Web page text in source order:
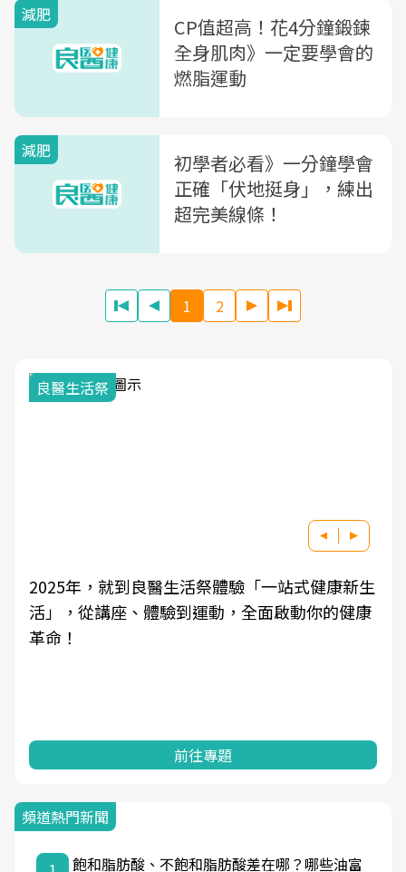
減肥
CP值超高！花4分鐘鍛鍊
全身肌肉》一定要學會的
燃脂運動
減肥
初學者必看》一分鐘學會
正確「伏地挺身」，練出
超完美線條！
1 2
就到良醫生活祭體驗「一站式健康新生
講座、體驗到運動，全面啟動你的健康
良醫健康
學觀點與
頻道熱門新聞
飽和脂肪酸、不飽和脂肪酸差在哪？哪些油富